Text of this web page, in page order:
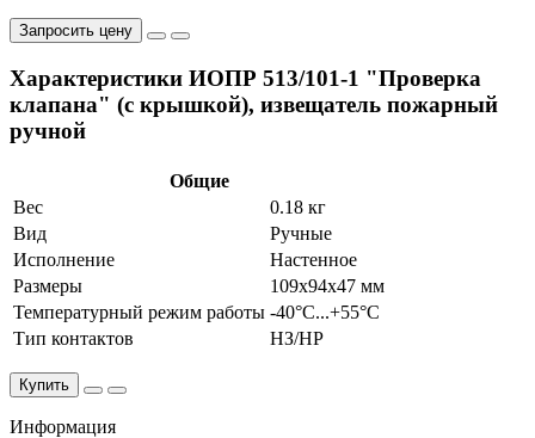
Запросить цену
Характеристики ИОПР 513/101-1 "Проверка
клапана" (с крышкой), извещатель пожарный
ручной
Общие
Вес
0.18 кг
Вид
Ручные
Исполнение
Настенное
Размеры
109х94х47 мм
Температурный режим работы -40°C...+55°C
Тип контактов
НЗ/НР
Купить
Информация